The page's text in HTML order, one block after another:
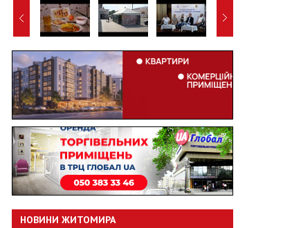
НОВИНИ ЖИТОМИРА